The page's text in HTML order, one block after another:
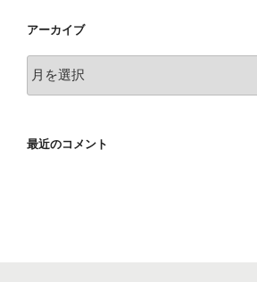
アーカイブ
ア
ー
イ
最近のコメント